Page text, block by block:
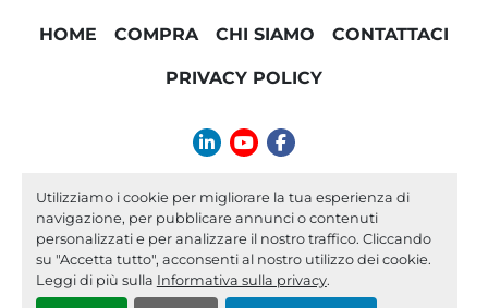
Utilizziamo i cookie per migliorare la tua esperienza di
navigazione, per pubblicare annunci o contenuti
personalizzati e per analizzare il nostro traffico. Cliccando
su "Accetta tutto", acconsenti al nostro utilizzo dei cookie.
Leggi di più sulla Informativa sulla privacy.
HOME COMPRA CHI SIAMO CONTATTACI
PRIVACY POLICY
linkedinyoutubefacebook
info@01machinery.com
Machinio Systemsito web diMachinio
Personalizza le preferenze sui Cookies